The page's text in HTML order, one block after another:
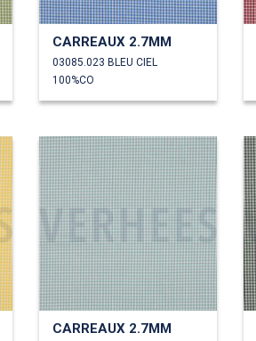
CARREAUX 2.7MM
03085.023 BLEU CIEL
100%CO
CARREAUX 2.7MM